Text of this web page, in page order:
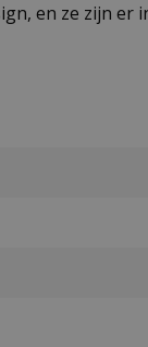
en ze zijn er